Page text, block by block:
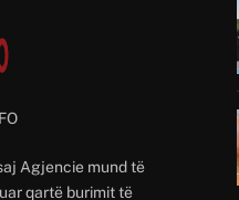
Agjencie mund të
qartë burimit të